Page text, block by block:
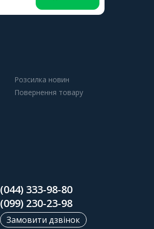
Розсилка новин
Повернення товару
(044) 333-98-80
(099) 230-23-98
Замовити дзвінок